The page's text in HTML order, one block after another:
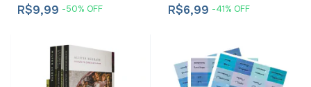
R$9,99 -50% OFF R$6,99 -41% OFF